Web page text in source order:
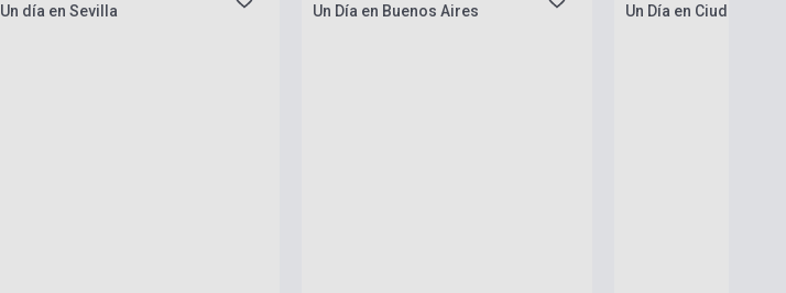
Un día en Sevilla Un Día en Buenos Aires Un Día en Ciudad de